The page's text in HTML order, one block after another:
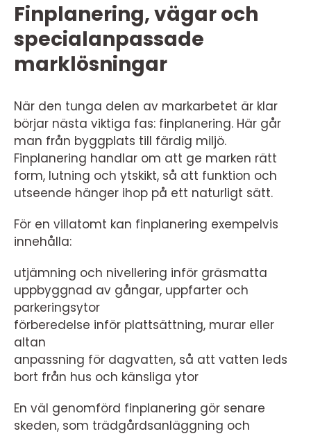
Finplanering, vägar och
specialanpassade
marklösningar
När den tunga delen av markarbetet är klar
börjar nästa viktiga fas: finplanering. Här går
man från byggplats till färdig miljö.
Finplanering handlar om att ge marken rätt
form, lutning och ytskikt, så att funktion och
utseende hänger ihop på ett naturligt sätt.
För en villatomt kan finplanering exempelvis
innehålla:
utjämning och nivellering inför gräsmatta
uppbyggnad av gångar, uppfarter och
parkeringsytor
förberedelse inför plattsättning, murar eller
altan
anpassning för dagvatten, så att vatten leds
bort från hus och känsliga ytor
En väl genomförd finplanering gör senare
skeden, som trädgårdsanläggning och